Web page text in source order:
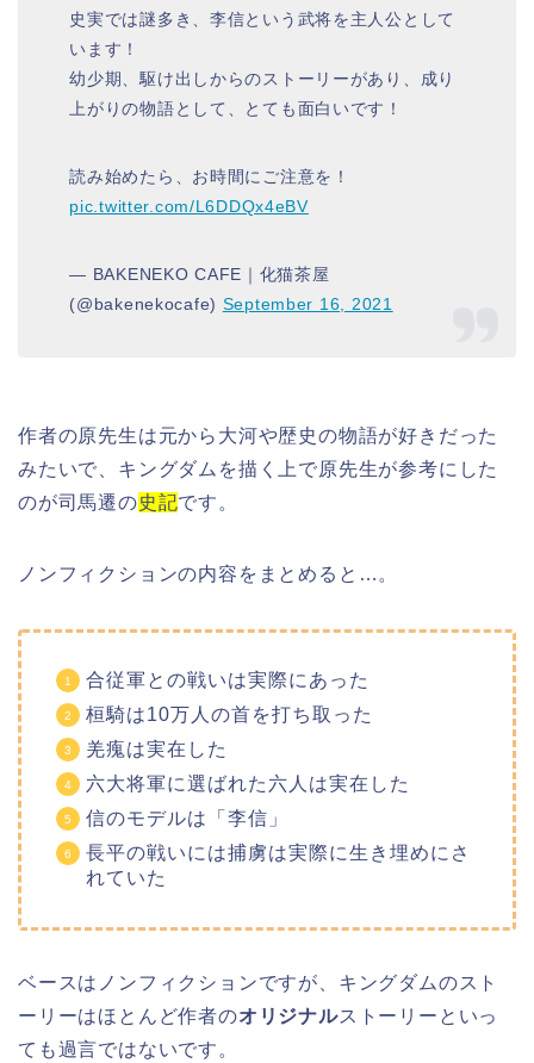
史実では謎多き、李信という武将を主人公として
います！
幼少期、駆け出しからのストーリーがあり、成り
上がりの物語として、とても面白いです！
読み始めたら、お時間にご注意を！
pic.twitter.com/L6DDQx4eBV
— BAKENEKO CAFE｜化猫茶屋
(@bakenekocafe) September 16, 2021
作者の原先生は元から大河や歴史の物語が好きだった
みたいで、キングダムを描く上で原先生が参考にした
のが司馬遷の史記です。
ノンフィクションの内容をまとめると…。
合従軍との戦いは実際にあった
桓騎は10万人の首を打ち取った
羌瘣は実在した
六大将軍に選ばれた六人は実在した
信のモデルは「李信」
長平の戦いには捕虜は実際に生き埋めにさ
れていた
ベースはノンフィクションですが、キングダムのスト
ーリーはほとんど作者のオリジナルストーリーといっ
ても過言ではないです。